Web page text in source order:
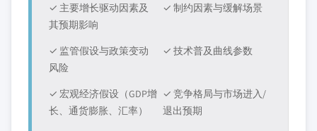
✓ 主要增长驱动因素及
其预期影响
✓ 制约因素与缓解场景
✓ 监管假设与政策变动
风险
✓ 技术普及曲线参数
✓ 宏观经济假设（GDP增
长、通货膨胀、汇率）
✓ 竞争格局与市场进入/
退出预期